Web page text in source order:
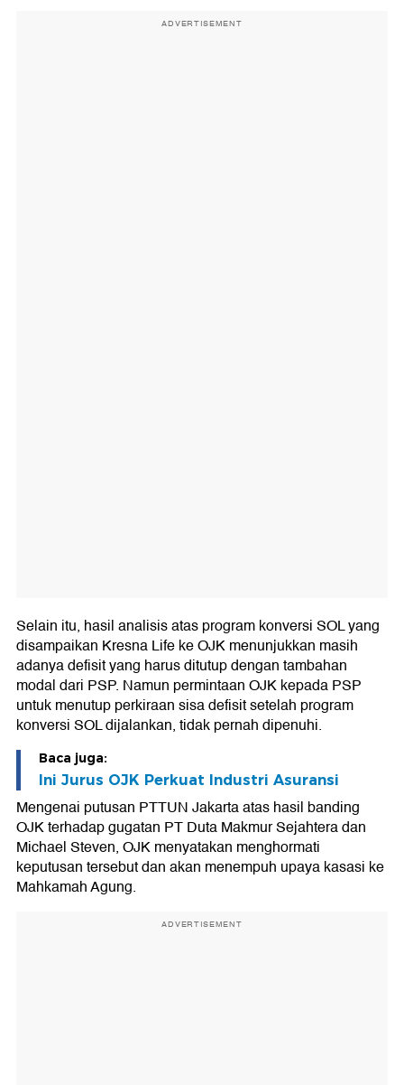
ADVERTISEMENT
Selain itu, hasil analisis atas program konversi SOL yang
disampaikan Kresna Life ke OJK menunjukkan masih
adanya defisit yang harus ditutup dengan tambahan
modal dari PSP. Namun permintaan OJK kepada PSP
untuk menutup perkiraan sisa defisit setelah program
konversi SOL dijalankan, tidak pernah dipenuhi.
Baca juga:
Ini Jurus OJK Perkuat Industri Asuransi
Mengenai putusan PTTUN Jakarta atas hasil banding
OJK terhadap gugatan PT Duta Makmur Sejahtera dan
Michael Steven, OJK menyatakan menghormati
keputusan tersebut dan akan menempuh upaya kasasi ke
Mahkamah Agung.
ADVERTISEMENT